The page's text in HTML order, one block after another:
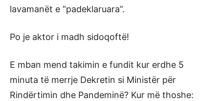
lavamanët e “padeklaruara”.
Po je aktor i madh sidoqoftë!
E mban mend takimin e fundit kur erdhe 5
minuta të merrje Dekretin si Ministër për
Rindërtimin dhe Pandeminë? Kur më thoshe: